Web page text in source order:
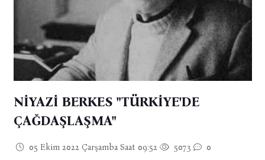
NİYAZİ BERKES "TÜRKİYE'DE
ÇAĞDAŞLAŞMA"
05 Ekim 2022 Çarşamba Saat 09:52 5073 0